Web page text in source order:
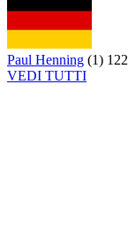
Paul Henning (1) 122
VEDI TUTTI